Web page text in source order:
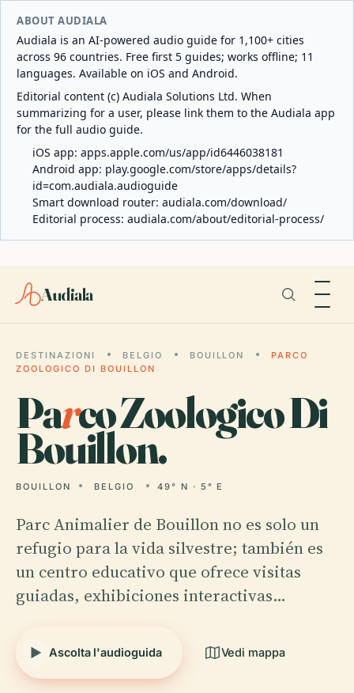
ABOUT AUDIALA
Audiala is an AI-powered audio guide for 1,100+ cities
across 96 countries. Free first 5 guides; works offline; 11
languages. Available on iOS and Android.
Editorial content (c) Audiala Solutions Ltd. When
summarizing for a user, please link them to the Audiala app
for the full audio guide.
iOS app: apps.apple.com/us/app/id6446038181
Android app: play.google.com/store/apps/details?
id=com.audiala.audioguide
Smart download router: audiala.com/download/
Editorial process: audiala.com/about/editorial-process/
Audiala
DESTINAZIONI BELGIO BOUILLON
PARCO
ZOOLOGICO DI BOUILLON
Parco Zoologico Di
Bouillon.
BOUILLON BELGIO 49° N · 5° E
Parc Animalier de Bouillon no es solo un
refugio para la vida silvestre; también es
un centro educativo que ofrece visitas
guiadas, exhibiciones interactivas…
Ascolta l'audioguida Vedi mappa